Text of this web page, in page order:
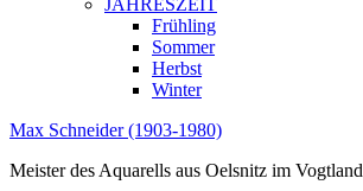
JAHRESZEIT
Frühling
Sommer
Herbst
Winter
Max Schneider (1903-1980)
Meister des Aquarells aus Oelsnitz im Vogtland